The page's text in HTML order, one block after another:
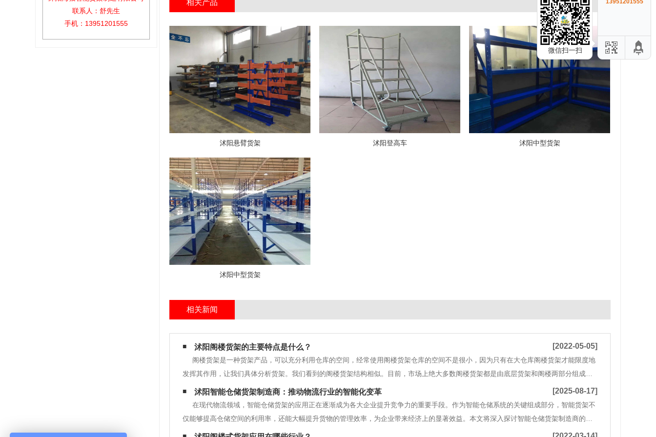
联系人：舒先生
手机：13951201555
相关产品
沭阳悬臂货架 沭阳登高车 沭阳中型货架
沭阳中型货架
相关新闻
沭阳阁楼货架的主要特点是什么？ [2022-05-05]
阁楼货架是一种货架产品，可以充分利用仓库的空间，经常使用阁楼货架仓库的空间不是很小，因为只有在大仓库阁楼货架才能限度地
发挥其作用，让我们具体分析货架。我们看到的阁楼货架结构相似。目前，市场上绝大多数阁楼货架都是由底层货架和阁楼两部分组成
的，这也是阁楼货架常见的结构。该结构的优点是解决了传统货架由于稳定性不够高而无法设计过高的问题。阁楼货架的特点之一是空间
利用率优良，对提高仓库存储量有很大帮助。除了
沭阳智能仓储货架制造商：推动物流行业的智能化变革 [2025-08-17]
在现代物流领域，智能仓储货架的应用正在逐渐成为各大企业提升竞争力的重要手段。作为智能仓储系统的关键组成部分，智能货架不
仅能够提高仓储空间的利用率，还能大幅提升货物的管理效率，为企业带来经济上的显著效益。本文将深入探讨智能仓储货架制造商的相
关信息，帮助您了解这一领域的发展趋势及其对物流行业的深远影响。 什么是智能仓储货架？智能仓储货架是一种结合了先进科技的货架
13951201555
微信扫一扫